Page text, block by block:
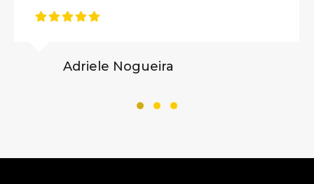
Adriele Nogueira